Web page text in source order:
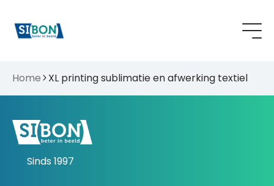
Home XL printing sublimatie en afwerking textiel
Sinds 1997